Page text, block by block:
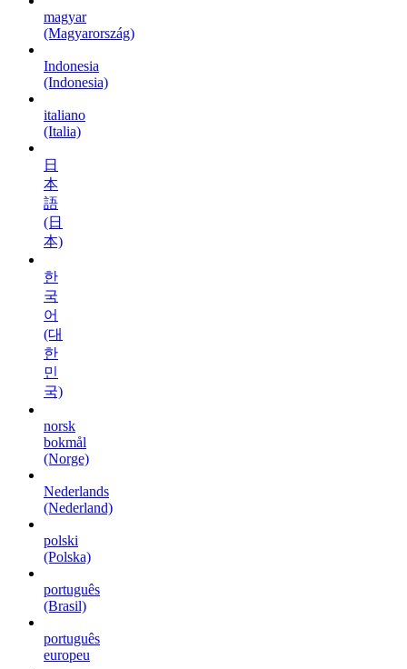
magyar
(Magyarország)
Indonesia
(Indonesia)
italiano
(Italia)
日
本
語
(日
本)
한
국
어
(대
한
민
국)
norsk
bokmål
(Norge)
Nederlands
(Nederland)
polski
(Polska)
português
(Brasil)
português
europeu